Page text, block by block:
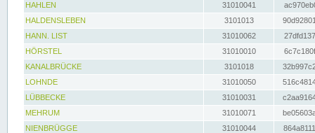
HAHLEN
31010041
HALDENSLEBEN
3101013
HANN. LIST
31010062
HÖRSTEL
31010010
KANALBRÜCKE
3101018
LOHNDE
31010050
LÜBBECKE
31010031
MEHRUM
31010071
NIENBRÜGGE
31010044